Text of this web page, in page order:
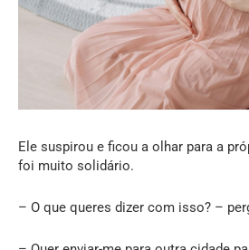
Ele suspirou e ficou a olhar para a
foi muito solidário.
– O que queres dizer com isso? –